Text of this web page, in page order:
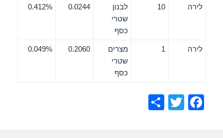
לירה 10
לבנון
שטרי
כסף
0.0244
0.412%
לירה 1
מצרים
שטרי
כסף
0.2060
0.049%
F
T